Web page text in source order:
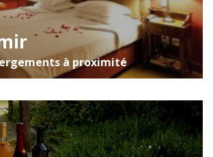
à proximité